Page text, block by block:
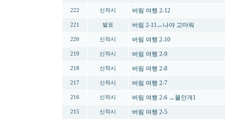
222 신작시 버림 여행 2-12
221 발표 버림 2-11ㅡ나야 고마워
220 신작시 버림 여행 2-10
219 신작시 버림 여행 2-9
218 신작시 버림 여행 2-8
217 신작시 버림 여행 2-7
216 신작시 버림 여행 2-6 ㅡ물안개1
215 신작시 버림 여행 2-5